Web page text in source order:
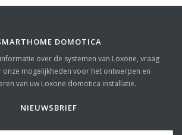
DOMOTICA
over de systemen van Loxone, vraag
mogelijkheden voor het ontwerpen en
van uw Loxone domotica installatie.
NIEUWSBRIEF